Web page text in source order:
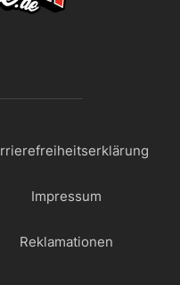
Impressum
Reklamationen